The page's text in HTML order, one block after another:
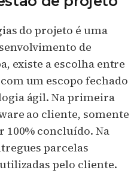
do projeto é uma
de
existe a escolha entre
um escopo fechado
ágil. Na primeira
ao cliente, somente
100% concluído. Na
parcelas
pelo cliente.